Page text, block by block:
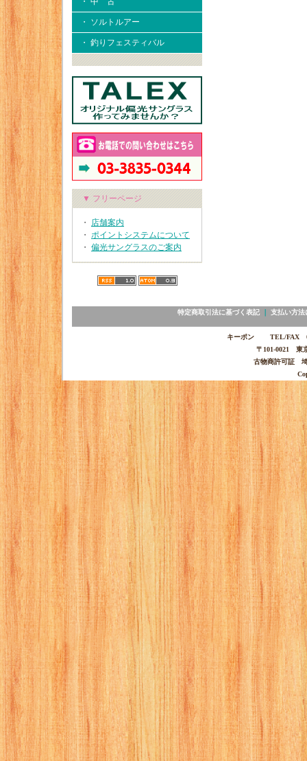
・ ソルトルアー
・ 釣りフェスティバル
▼ フリーページ
・ 店舗案内
・ ポイントシステムについて
・ 偏光サングラスのご案内
特定商取引法に基づく表記｜ 支払い方法
キーポン TEL/FAX
〒101-0021 東
古物商許可証